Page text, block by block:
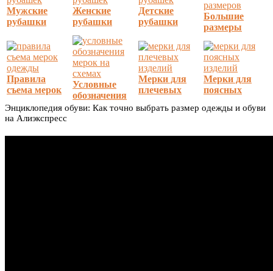
Мужские
рубашки
Женские
рубашки
Детские
рубашки
Большие
размеры
Правила
съема мерок
Условные
обозначения
Мерки для
плечевых
Мерки для
поясных
Энциклопедия обуви: Как точно выбрать размер одежды и обуви
на Алиэкспресс